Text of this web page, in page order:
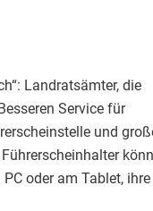
Landratsämter, die
Service für
und
oder am Tablet, ihre